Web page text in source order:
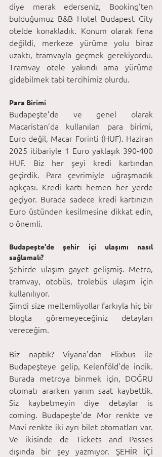
diye merak ederseniz, Booking'ten
bulduğumuz B&B Hotel Budapest City
otelde konakladık. Konum olarak fena
değildi, merkeze yürüme yolu biraz
uzaktı, tramvayla geçmek gerekiyordu.
Tramvay otele yakındı ama yürüme
gidebilmek tabi tercihimiz olurdu.
Para Birimi
Budapeşte’de ve genel olarak
Macaristan’da kullanılan para birimi,
Euro değil, Macar Forinti (HUF). Haziran
2025 itibariyle 1 Euro yaklaşık 390-400
HUF. Biz her şeyi kredi kartından
geçirdik. Para çevrimiyle uğraşmadık
açıkçası. Kredi kartı hemen her yerde
geçiyor. Burada sadece kredi kartınızın
Euro üstünden kesilmesine dikkat edin,
o önemli.
Budapeşte'de şehir içi ulaşımı nasıl
sağlamalı?
Şehirde ulaşım gayet gelişmiş. Metro,
tramvay, otobüs, trolebüs ulaşım için
kullanılıyor.
Şimdi size meltemliyollar farkıyla hiç bir
blogta göremeyeceğiniz detayları
vereceğim.
Biz naptık? Viyana'dan Flixbus ile
Budapeşteye gelip, Kelenföld'de indik.
Burada metroya binmek için, DOĞRU
otomatı ararken yarım saat kaybettik.
Siz kaybetmeyin diye detaylar is
coming. Budapeşte'de Mor renkte ve
Mavi renkte iki ayrı bilet otomatları var.
Ve ikisinde de Tickets and Passes
dışında bir şey yazmıyor. ŞEHİR İÇİ